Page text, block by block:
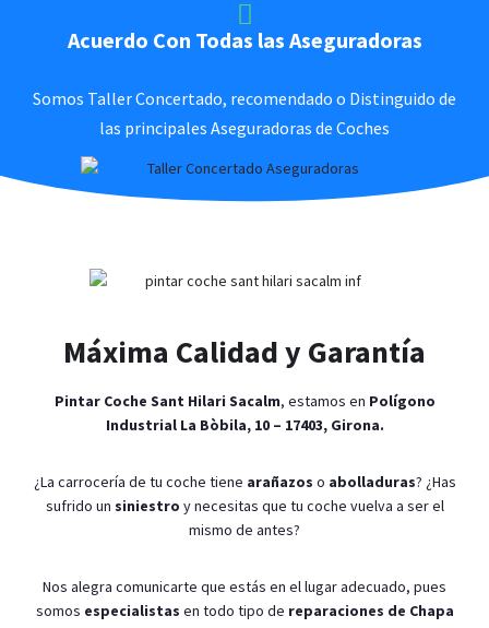
Acuerdo Con Todas las Aseguradoras
Somos Taller Concertado, recomendado o Distinguido de
las principales Aseguradoras de Coches
Máxima Calidad y Garantía
Pintar Coche Sant Hilari Sacalm, estamos en Polígono
Industrial La Bòbila, 10 – 17403, Girona.
¿La carrocería de tu coche tiene arañazos o abolladuras? ¿Has
sufrido un siniestro y necesitas que tu coche vuelva a ser el
mismo de antes?
Nos alegra comunicarte que estás en el lugar adecuado, pues
somos especialistas en todo tipo de reparaciones de Chapa